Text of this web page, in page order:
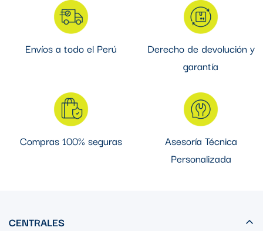
Envíos a todo el Perú
Derecho de devolución y
garantía
Compras 100% seguras
Asesoría Técnica
Personalizada
CENTRALES